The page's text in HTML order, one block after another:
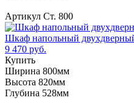
Артикул Ст. 800
Шкаф напольный
9 470 руб.
Купить
Ширина 800мм
Высота 820мм
Глубина 528мм